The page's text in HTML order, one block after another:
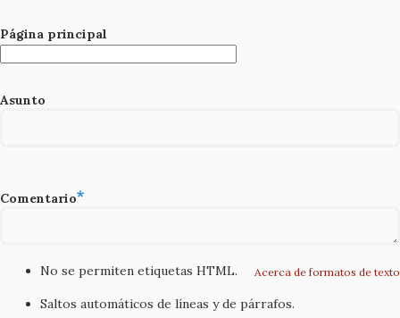
Página principal
Asunto
Comentario
Acerca de formatos de texto
No se permiten etiquetas HTML.
Saltos automáticos de líneas y de párrafos.